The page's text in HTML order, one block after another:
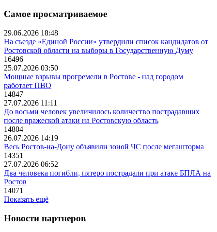
Самое просматриваемое
29.06.2026 18:48
На съезде «Единой России» утвердили список кандидатов от
Ростовской области на выборы в Государственную Думу
16496
25.07.2026 03:50
Мощные взрывы прогремели в Ростове - над городом
работает ПВО
14847
27.07.2026 11:11
До восьми человек увеличилось количество пострадавших
после вражеской атаки на Ростовскую область
14804
26.07.2026 14:19
Весь Ростов-на-Дону объявили зоной ЧС после мегашторма
14351
27.07.2026 06:52
Два человека погибли, пятеро пострадали при атаке БПЛА на
Ростов
14071
Показать ещё
Новости партнеров